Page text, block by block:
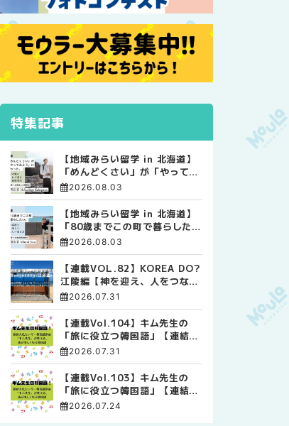
特集記事
【地域みらい留学 in 北海道】
「めんどくさい」が「やってみ
よう」に変わった。 十勝の風
に吹かれて走る、僕の泥臭くて
自由な高校生活
2026.08.03
【地域みらい留学 in 北海道】
「80歳までこの町で暮らした
い」 標津高校で踏み出した、
私らしい生き方
2026.08.03
【連載VOL.82】KOREA DO?
江陵編【神を迎え、人をつなぐ
時間 ― 江陵端午祭 】
2026.07.31
【連載Vol.104】キム先生の
「旅に役立つ韓国語」【連結語
尾について その4】
2026.07.31
【連載Vol.103】キム先生の
「旅に役立つ韓国語」【連結語
尾について その3】
2026.07.24